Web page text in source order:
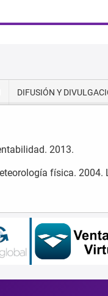
DIFUSIÓN Y
2013.
física. 2004.